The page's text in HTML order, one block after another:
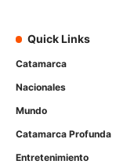
Quick Links
Catamarca
Nacionales
Mundo
Catamarca Profunda
Entretenimiento